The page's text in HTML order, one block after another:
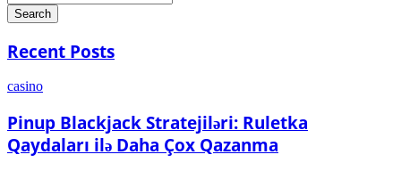
Search
Recent Posts
casino
Pinup Blackjack Stratejiləri: Ruletka
Qaydaları ilə Daha Çox Qazanma